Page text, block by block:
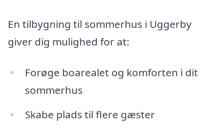
En tilbygning til sommerhus i Uggerby
giver dig mulighed for at:
Forøge boarealet og komforten i dit
sommerhus
Skabe plads til flere gæster